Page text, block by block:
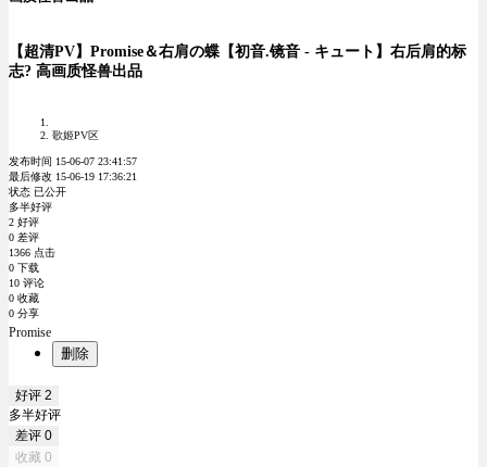
【超清PV】Promise＆右肩の蝶【初音.镜音 - キュート】右后肩的标
志? 高画质怪兽出品
歌姬PV区
发布时间 15-06-07 23:41:57
最后修改 15-06-19 17:36:21
状态 已公开
多半好评
2 好评
0 差评
1366 点击
0 下载
10 评论
0 收藏
0 分享
Promise
删除
好评 2
多半好评
差评 0
收藏 0